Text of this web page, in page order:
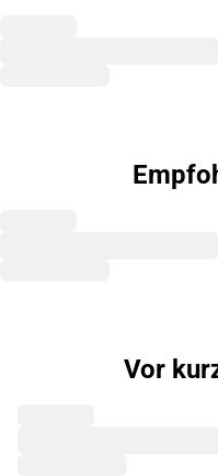
Vor